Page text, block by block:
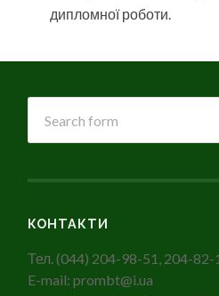
дипломної роботи.
КОНТАКТИ
Тел. (044) 204-98-51, 204-82-
E-mail: prombt@i.ua